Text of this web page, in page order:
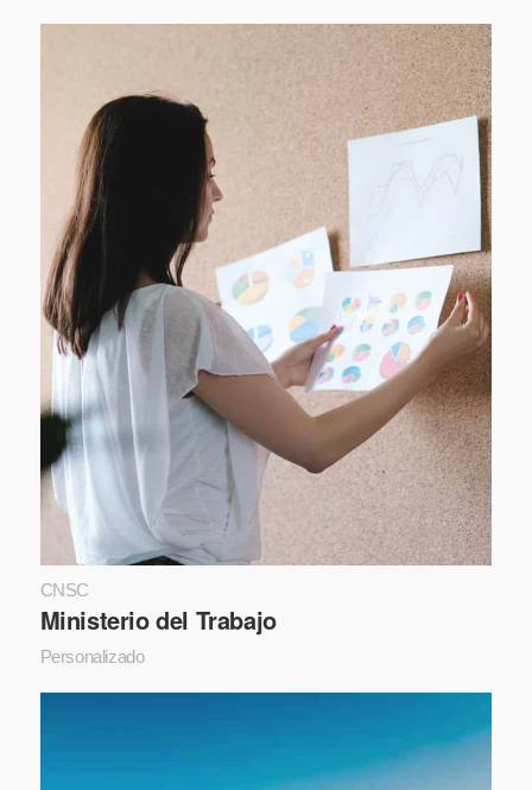
CNSC
Ministerio del Trabajo
Personalizado